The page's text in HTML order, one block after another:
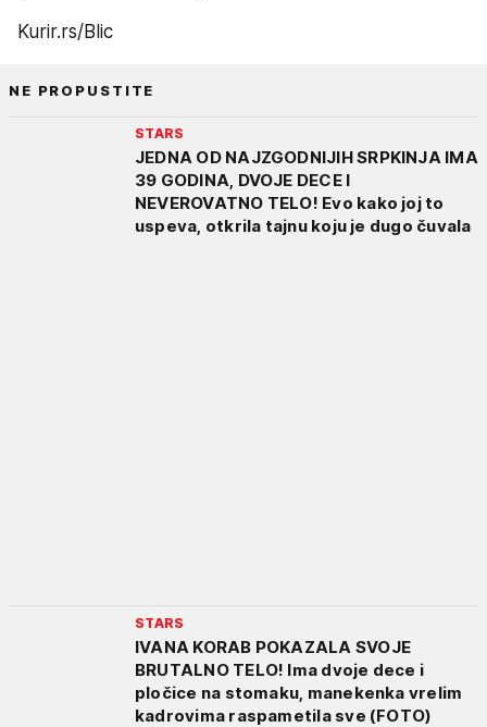
Kurir.rs/Blic
NE PROPUSTITE
STARS
JEDNA OD NAJZGODNIJIH SRPKINJA IMA
39 GODINA, DVOJE DECE I
NEVEROVATNO TELO! Evo kako joj to
uspeva, otkrila tajnu koju je dugo čuvala
STARS
IVANA KORAB POKAZALA SVOJE
BRUTALNO TELO! Ima dvoje dece i
pločice na stomaku, manekenka vrelim
kadrovima raspametila sve (FOTO)